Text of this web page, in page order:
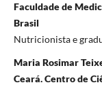
Faculdade de
Brasil
Nutricionista e
Maria Rosimar
Ceará. Centro de